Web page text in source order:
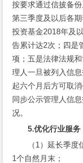
按要求通过信披备
第三季度及以后各
投资基金2018年及
告累计达2次；四是
项；五是法律法规
理人一旦被列入信
起六个月后方可取
同步公示管理人信
况。
5.优化行业服
（1）延长季
1个自然月末；